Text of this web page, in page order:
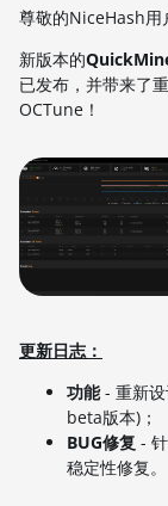
尊敬的NiceHash用
新版本的
已发布，并带来了
OCTune！
更新日志：
功能- 重新设
beta版本)；
BUG修复 -
稳定性修复。